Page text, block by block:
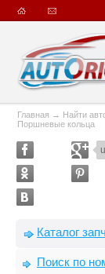
Главная → Найти
Поршневые кольца
Каталог
Поиск по